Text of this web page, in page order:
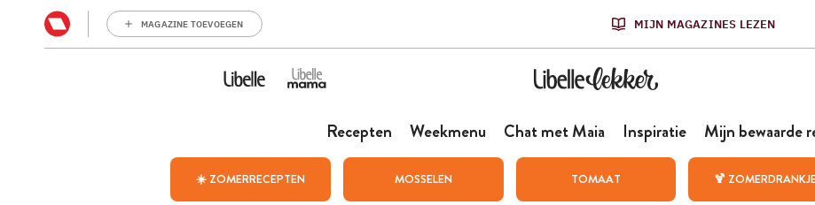
MAGAZINE TOEVOEGEN MIJN MAGAZINES LEZEN
Recepten Weekmenu Chat met Maia Inspiratie Mijn bewaarde
☀️ ZOMERRECEPTEN MOSSELEN TOMAAT 🍹